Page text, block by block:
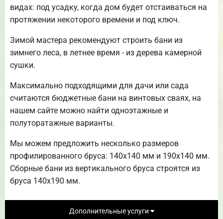
видах: под усадку, когда дом будет отстаиваться на
протяжении некоторого времени и под ключ.
Зимой мастера рекомендуют строить бани из
зимнего леса, в летнее время - из дерева камерной
сушки.
Максимально подходящими для дачи или сада
считаются бюджетные бани на винтовых сваях, на
нашем сайте можно найти одноэтажные и
полуторатажные варианты.
Мы можем предложить несколько размеров
профилированного бруса: 140х140 мм и 190х140 мм.
Сборные бани из вертикального бруса строятся из
бруса 140х190 мм.
Дополнительные услуги